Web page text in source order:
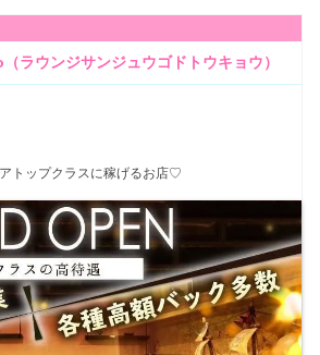
ラウンジサンジュウゴドトウキョウ）
トップクラスに稼げるお店♡